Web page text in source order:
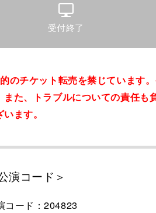
受付終了
のチケット転売を禁じています
また、トラブルについての責任
ます。
演コード＞
コード：204823